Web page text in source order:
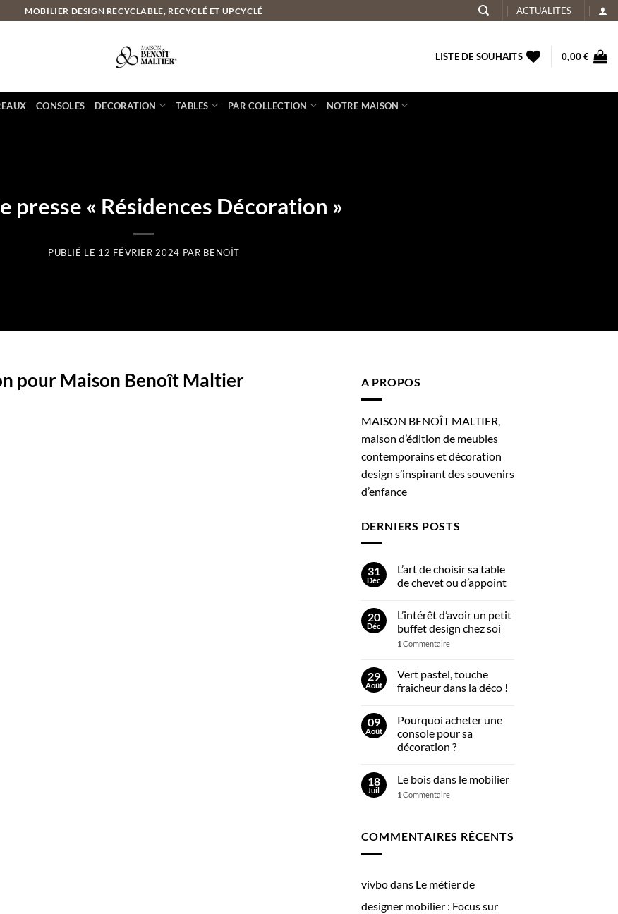
MOBILIER DESIGN RECYCLABLE, RECYCLÉ ET UPCYCLÉ ACTUALITES
LISTE DE SOUHAITS 0,00€
CONSOLES DECORATION TABLES PAR COLLECTION NOTRE MAISON
presse « Résidences Décoration »
PUBLIÉ LE 12 FÉVRIER 2024 PAR BENOÎT
pour Maison Benoît Maltier A PROPOS
MAISON BENOÎT MALTIER,
maison d’édition de meubles
contemporains et décoration
design s’inspirant des souvenirs
d’enfance
DERNIERS POSTS
31
Déc
L’art de choisir sa table
de chevet ou d’appoint
20
Déc
L’intérêt d’avoir un petit
buffet design chez soi
1 Commentaire
29
Août
Vert pastel, touche
fraîcheur dans la déco !
09
Août
Pourquoi acheter une
console pour sa
décoration ?
18
Juil
Le bois dans le mobilier
1 Commentaire
COMMENTAIRES RÉCENTS
vivbodans Le métier de
designer mobilier : Focus sur